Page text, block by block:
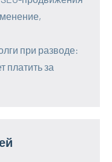
при разводе:
платить за